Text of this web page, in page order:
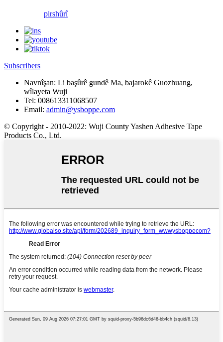
pirshûrî
Subscribers
Navnîşan: Li başûrê gundê Ma, bajarokê Guozhuang,
wîlayeta Wuji
Tel: 008613311068507
Email: admin@ysboppe.com
© Copyright - 2010-2022: Wuji County Yashen Adhesive Tape
Products Co., Ltd.